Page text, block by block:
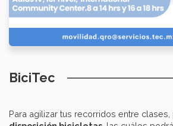
BiciTec
Para agilizar tus recorridos entre clases,